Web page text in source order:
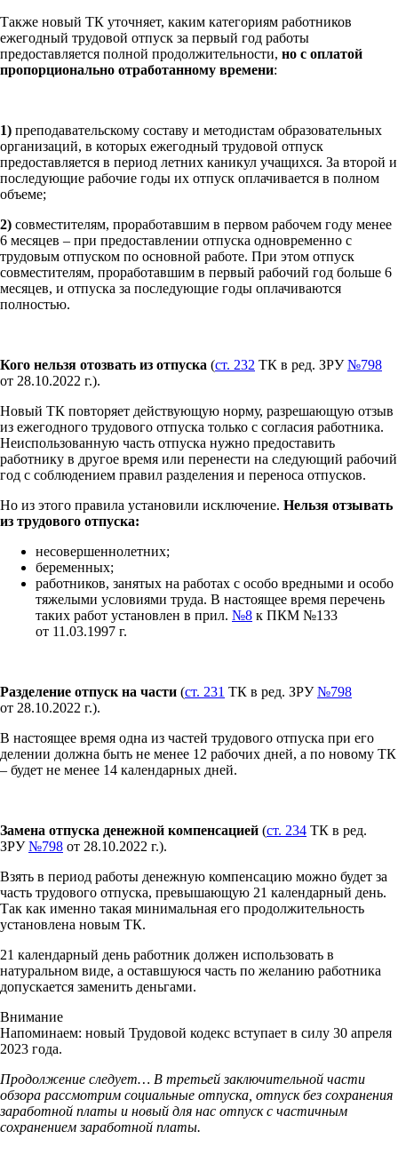
Также новый ТК уточняет, каким категориям работников
ежегодный трудовой отпуск за первый год работы
предоставляется полной продолжительности, но с оплатой
пропорционально отработанному времени:
1) преподавательскому составу и методистам образовательных
организаций, в которых ежегодный трудовой отпуск
предоставляется в период летних каникул учащихся. За второй и
последующие рабочие годы их отпуск оплачивается в полном
объеме;
2) совместителям, проработавшим в первом рабочем году менее
6 месяцев – при предоставлении отпуска одновременно с
трудовым отпуском по основной работе. При этом отпуск
совместителям, проработавшим в первый рабочий год больше 6
месяцев, и отпуска за последующие годы оплачиваются
полностью.
Кого нельзя отозвать из отпуска (ст. 232 ТК в ред. ЗРУ№798
от 28.10.2022 г.).
Новый ТК повторяет действующую норму, разрешающую отзыв
из ежегодного трудового отпуска только с согласия работника.
Неиспользованную часть отпуска нужно предоставить
работнику в другое время или перенести на следующий рабочий
год с соблюдением правил разделения и переноса отпусков.
Но из этого правила установили исключение. Нельзя отзывать
из трудового отпуска:
несовершеннолетних;
беременных;
работников, занятых на работах с особо вредными и особо
тяжелыми условиями труда. В настоящее время перечень
таких работ установлен в прил. №8 к ПКМ №133
от 11.03.1997 г.
Разделение отпуск на части (ст. 231 ТК в ред. ЗРУ№798
от 28.10.2022 г.).
В настоящее время одна из частей трудового отпуска при его
делении должна быть не менее 12 рабочих дней, а по новому ТК
– будет не менее 14 календарных дней.
Замена отпуска денежной компенсацией (ст. 234 ТК в ред.
ЗРУ№798 от 28.10.2022 г.).
Взять в период работы денежную компенсацию можно будет за
часть трудового отпуска, превышающую 21 календарный день.
Так как именно такая минимальная его продолжительность
установлена новым ТК.
21 календарный день работник должен использовать в
натуральном виде, а оставшуюся часть по желанию работника
допускается заменить деньгами.
Внимание
Напоминаем: новый Трудовой кодекс вступает в силу 30 апреля
2023 года.
Продолжение следует… В третьей заключительной части
обзора рассмотрим социальные отпуска, отпуск без сохранения
заработной платы и новый для нас отпуск с частичным
сохранением заработной платы.